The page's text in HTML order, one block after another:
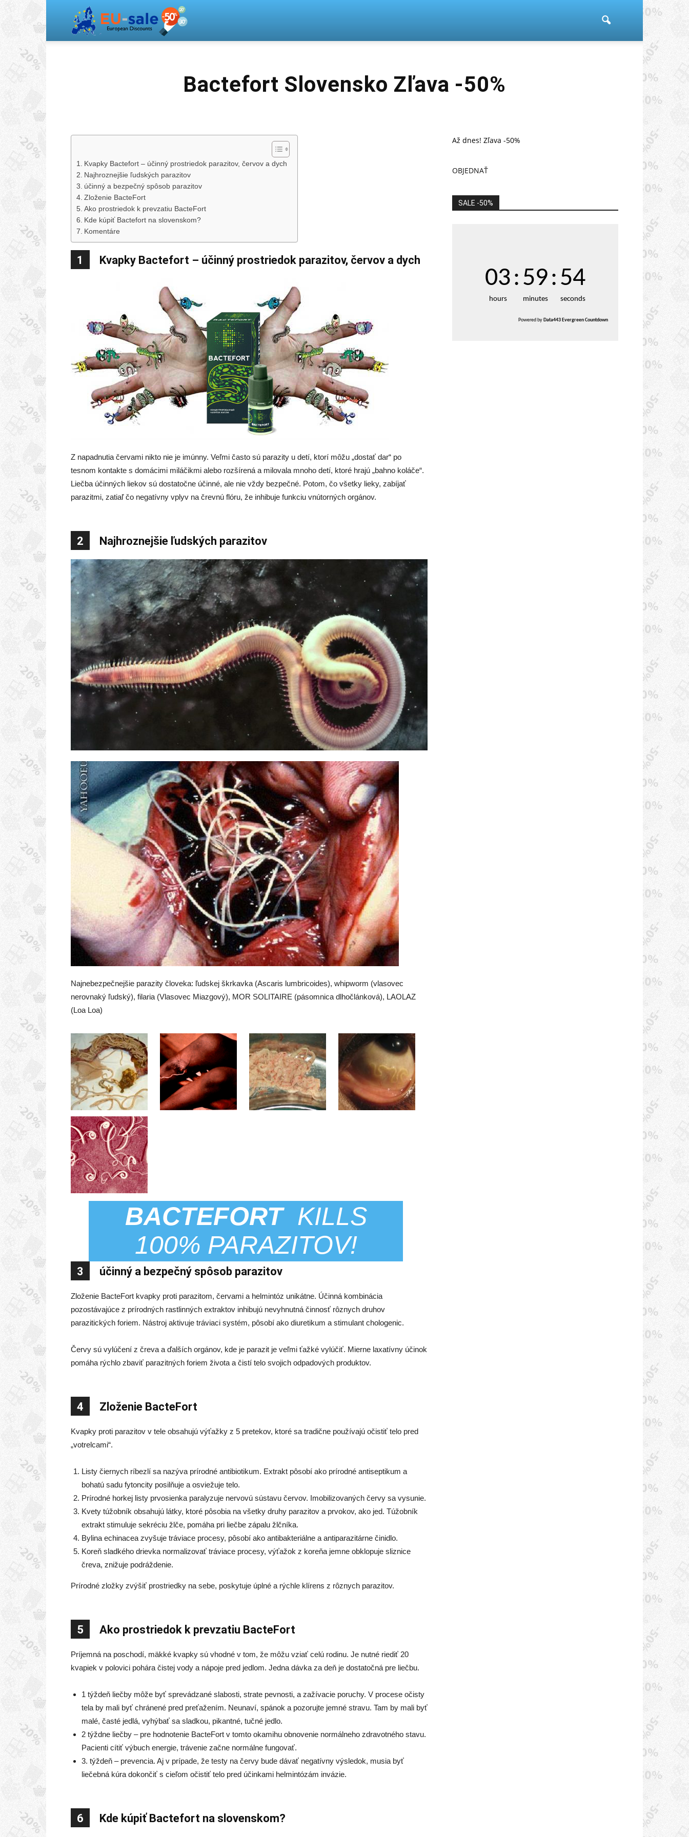
Bactefort Slovensko Zľava -50%
Kvapky Bactefort – účinný prostriedok parazitov, červov a dych
Najhroznejšie ľudských parazitov
účinný a bezpečný spôsob parazitov
Zloženie BacteFort
Ako prostriedok k prevzatiu BacteFort
Kde kúpiť Bactefort na slovenskom?
Komentáre
1 Kvapky Bactefort – účinný prostriedok parazitov, červov a dych
Z napadnutia červami nikto nie je imúnny. Veľmi často sú parazity u detí, ktorí môžu „dostať dar“ po
tesnom kontakte s domácimi miláčikmi alebo rozšírená a milovala mnoho detí, ktoré hrajú „bahno koláče“.
Liečba účinných liekov sú dostatočne účinné, ale nie vždy bezpečné. Potom, čo všetky lieky, zabíjať
parazitmi, zatiaľ čo negatívny vplyv na črevnú flóru, že inhibuje funkciu vnútorných orgánov.
2 Najhroznejšie ľudských parazitov
Najnebezpečnejšie parazity človeka: ľudskej škrkavka (Ascaris lumbricoides), whipworm (vlasovec
nerovnaký ľudský), filaria (Vlasovec Miazgový), MOR SOLITAIRE (pásomnica dlhočlánková), LAOLAZ
(Loa Loa)
BACTEFORT KILLS
100% PARAZITOV!
3 účinný a bezpečný spôsob parazitov
Zloženie BacteFort kvapky proti parazitom, červami a helmintóz unikátne. Účinná kombinácia
pozostávajúce z prírodných rastlinných extraktov inhibujú nevyhnutná činnosť rôznych druhov
parazitických foriem. Nástroj aktivuje tráviaci systém, pôsobí ako diuretikum a stimulant chologenic.
Červy sú vylúčení z čreva a ďalších orgánov, kde je parazit je veľmi ťažké vylúčiť. Mierne laxatívny účinok
pomáha rýchlo zbaviť parazitných foriem života a čistí telo svojich odpadových produktov.
4 Zloženie BacteFort
Kvapky proti parazitov v tele obsahujú výťažky z 5 pretekov, ktoré sa tradične používajú očistiť telo pred
„votrelcami“.
Listy čiernych ríbezlí sa nazýva prírodné antibiotikum. Extrakt pôsobí ako prírodné antiseptikum a
bohatú sadu fytoncity posilňuje a osviežuje telo.
Prírodné horkej listy prvosienka paralyzuje nervovú sústavu červov. Imobilizovaných červy sa vysunie.
Kvety túžobník obsahujú látky, ktoré pôsobia na všetky druhy parazitov a prvokov, ako jed. Túžobník
extrakt stimuluje sekréciu žlče, pomáha pri liečbe zápalu žlčníka.
Bylina echinacea zvyšuje tráviace procesy, pôsobí ako antibakteriálne a antiparazitárne činidlo.
Koreň sladkého drievka normalizovať tráviace procesy, výťažok z koreňa jemne obklopuje sliznice
čreva, znižuje podráždenie.
Prírodné zložky zvýšiť prostriedky na sebe, poskytuje úplné a rýchle klírens z rôznych parazitov.
5 Ako prostriedok k prevzatiu BacteFort
Príjemná na poschodí, mäkké kvapky sú vhodné v tom, že môžu vziať celú rodinu. Je nutné riediť 20
kvapiek v polovici pohára čistej vody a nápoje pred jedlom. Jedna dávka za deň je dostatočná pre liečbu.
1 týždeň liečby môže byť sprevádzané slabosti, strate pevnosti, a zažívacie poruchy. V procese očisty
tela by mali byť chránené pred preťažením. Neunaví, spánok a pozorujte jemné stravu. Tam by mali byť
malé, časté jedlá, vyhýbať sa sladkou, pikantné, tučné jedlo.
2 týždne liečby – pre hodnotenie BacteFort v tomto okamihu obnovenie normálneho zdravotného stavu.
Pacienti cítiť výbuch energie, trávenie začne normálne fungovať.
3. týždeň – prevencia. Aj v prípade, že testy na červy bude dávať negatívny výsledok, musia byť
liečebná kúra dokončiť s cieľom očistiť telo pred účinkami helmintózám invázie.
6 Kde kúpiť Bactefort na slovenskom?
Až dnes! Zľava -50%
OBJEDNAŤ
SALE -50%
03
hours
:59
minutes
:51
seconds
Powered by Data443 Evergreen Countdown